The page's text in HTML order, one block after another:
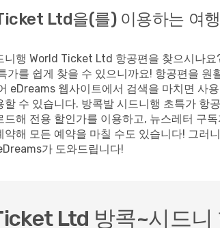
Ltd을(를) 이용하는 여행
니행 World Ticket Ltd 항공편을 찾으시나
가를 쉽게 찾을 수 있으니까요! 항공편을
eDreams 웹사이트에서 검색을 마치면 사
할 수 있습니다. 방콕발 시드니행 초특가
드해 전용 할인가를 이용하고, 뉴스레터 구
약해 모든 예약을 마칠 수도 있습니다! 그러
가 도와드립니다!
Ltd 방콕~시드니